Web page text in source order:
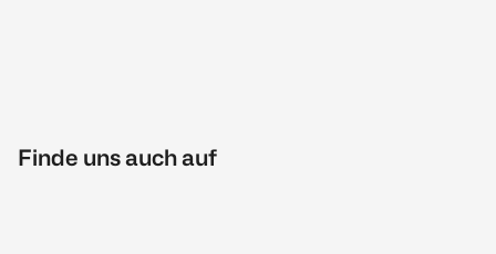
Finde uns auch auf